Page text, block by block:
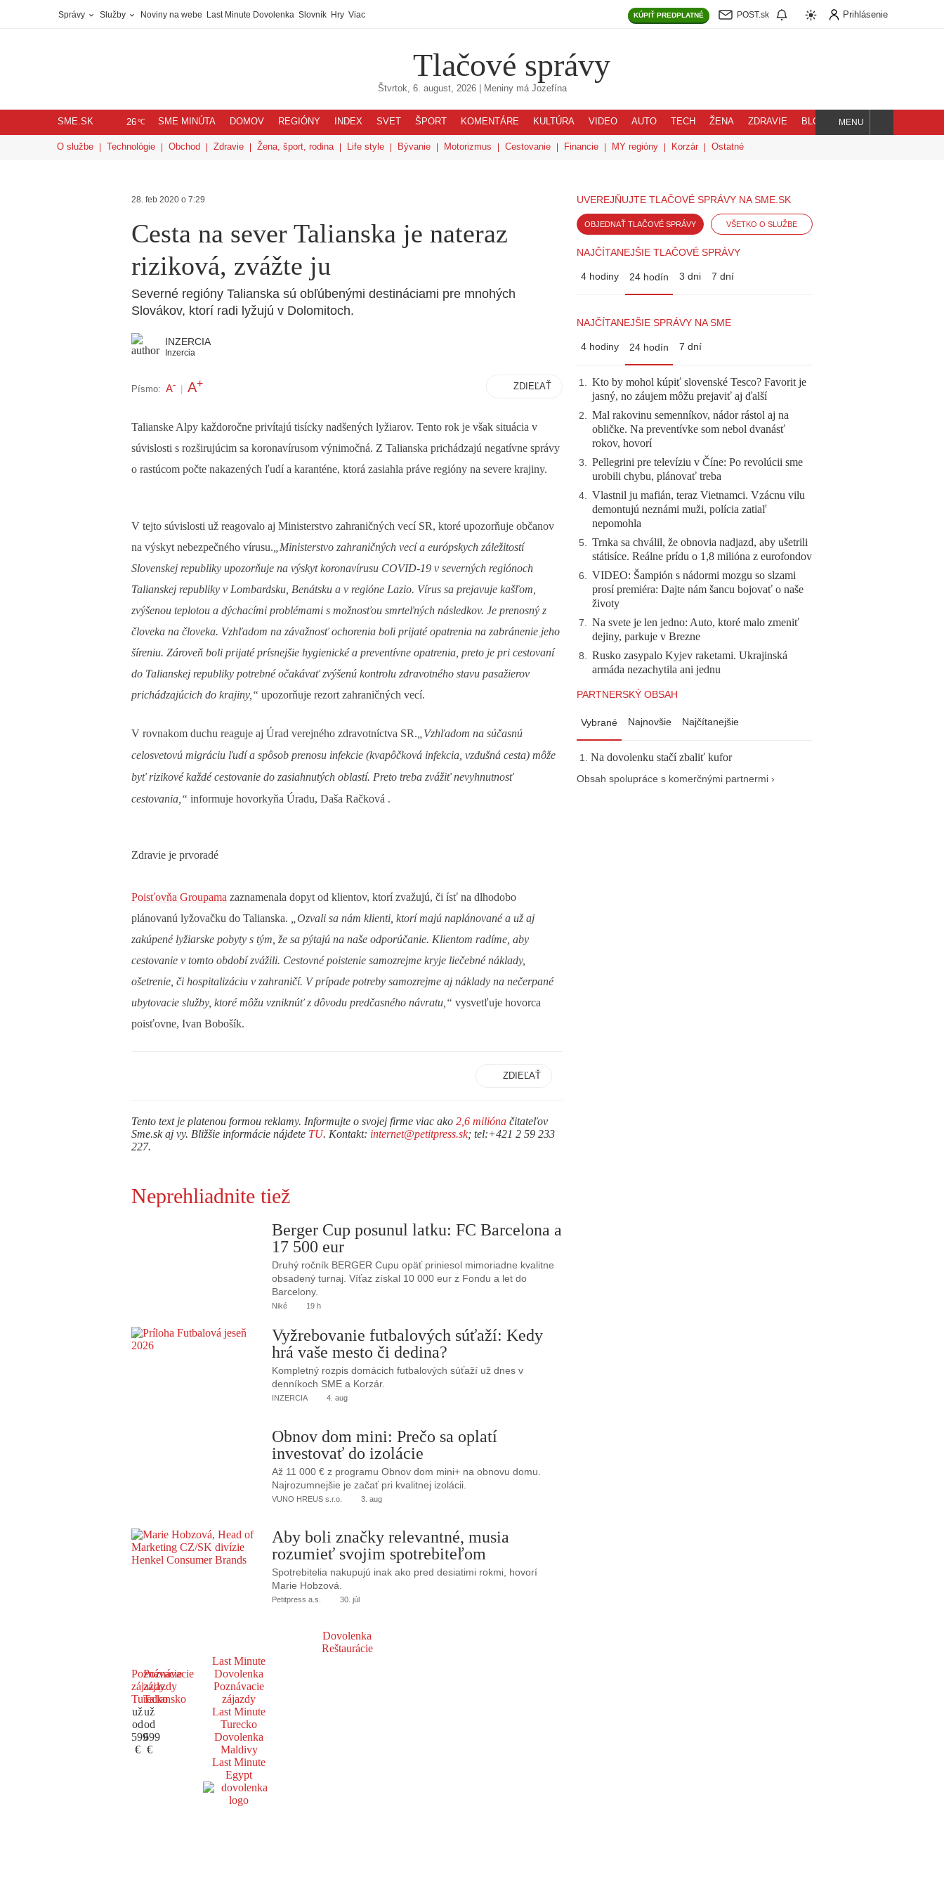
Správy Služby Noviny na webe Last Minute Dovolenka Slovník Hry Viac KÚPIŤ PREDPLATNÉ POST.sk Prihlásenie
Tlačové správy
Štvrtok, 6. august, 2026| Meniny má Jozefína
SME.SK 26℃ SME MINÚTA DOMOV REGIÓNY INDEX SVET ŠPORT KOMENTÁRE KULTÚRA VIDEO AUTO TECH ŽENA ZDRAVIE BLOG
Hľadaj
MENU
O službe Technológie Obchod Zdravie Žena, šport, rodina Life style Bývanie Motorizmus Cestovanie Financie MY regióny Korzár Ostatné
28. feb 2020 o 7:29
Cesta na sever Talianska je nateraz
riziková, zvážte ju
Severné regióny Talianska sú obľúbenými destináciami pre mnohých
Slovákov, ktorí radi lyžujú v Dolomitoch.
INZERCIA
Inzercia
Písmo: A- A+ ZDIEĽAŤ
Talianske Alpy každoročne privítajú tisícky nadšených lyžiarov. Tento rok je však situácia v
súvislosti s rozširujúcim sa koronavírusom výnimočná. Z Talianska prichádzajú negatívne správy
o rastúcom počte nakazených ľudí a karanténe, ktorá zasiahla práve regióny na severe krajiny.
V tejto súvislosti už reagovalo aj Ministerstvo zahraničných vecí SR, ktoré upozorňuje občanov
na výskyt nebezpečného vírusu. „Ministerstvo zahraničných vecí a európskych záležitostí
Slovenskej republiky upozorňuje na výskyt koronavírusu COVID-19 v severných regiónoch
Talianskej republiky v Lombardsku, Benátsku a v regióne Lazio. Vírus sa prejavuje kašľom,
zvýšenou teplotou a dýchacími problémami s možnosťou smrteľných následkov. Je prenosný z
človeka na človeka. Vzhľadom na závažnosť ochorenia boli prijaté opatrenia na zabránenie jeho
šíreniu. Zároveň boli prijaté prísnejšie hygienické a preventívne opatrenia, preto je pri cestovaní
do Talianskej republiky potrebné očakávať zvýšenú kontrolu zdravotného stavu pasažierov
prichádzajúcich do krajiny,“ upozorňuje rezort zahraničných vecí.
V rovnakom duchu reaguje aj Úrad verejného zdravotníctva SR. „Vzhľadom na súčasnú
celosvetovú migráciu ľudí a spôsob prenosu infekcie (kvapôčková infekcia, vzdušná cesta) môže
byť rizikové každé cestovanie do zasiahnutých oblastí. Preto treba zvážiť nevyhnutnosť
cestovania,“ informuje hovorkyňa Úradu, Daša Račková .
Zdravie je prvoradé
Poisťovňa Groupama zaznamenala dopyt od klientov, ktorí zvažujú, či ísť na dlhodobo
plánovanú lyžovačku do Talianska.
„Ozvali sa nám klienti, ktorí majú naplánované a už aj
zakúpené lyžiarske pobyty s tým, že sa pýtajú na naše odporúčanie. Klientom radíme, aby
cestovanie v tomto období zvážili. Cestovné poistenie samozrejme kryje liečebné náklady,
ošetrenie, či hospitalizáciu v zahraničí. V prípade potreby samozrejme aj náklady na nečerpané
ubytovacie služby, ktoré môžu vzniknúť z dôvodu predčasného návratu,“ vysvetľuje hovorca
poisťovne, Ivan Bobošík.
ZDIEĽAŤ
Tento text je platenou formou reklamy. Informujte o svojej firme viac ako 2,6 milióna čitateľov
Sme.sk aj vy. Bližšie informácie nájdete TU. Kontakt: internet@petitpress.sk; tel:+421 2 59 233
227.
UVEREJŇUJTE TLAČOVÉ SPRÁVY NA SME.SK
OBJEDNAŤ TLAČOVÉ SPRÁVY VŠETKO O SLUŽBE
NAJČÍTANEJŠIE TLAČOVÉ SPRÁVY
4 hodiny 24 hodín 3 dni 7 dní
NAJČÍTANEJŠIE SPRÁVY NA SME
4 hodiny 24 hodín 7 dní
1. Kto by mohol kúpiť slovenské Tesco? Favorit je
jasný, no záujem môžu prejaviť aj ďalší
2. Mal rakovinu semenníkov, nádor rástol aj na
obličke. Na preventívke som nebol dvanásť
rokov, hovorí
3. Pellegrini pre televíziu v Číne: Po revolúcii sme
urobili chybu, plánovať treba
4. Vlastnil ju mafián, teraz Vietnamci. Vzácnu vilu
demontujú neznámi muži, polícia zatiaľ
nepomohla
5. Trnka sa chválil, že obnovia nadjazd, aby ušetrili
státisíce. Reálne prídu o 1,8 milióna z eurofondov
6. VIDEO: Šampión s nádormi mozgu so slzami
prosí premiéra: Dajte nám šancu bojovať o naše
životy
7. Na svete je len jedno: Auto, ktoré malo zmeniť
dejiny, parkuje v Brezne
8. Rusko zasypalo Kyjev raketami. Ukrajinská
armáda nezachytila ani jednu
PARTNERSKÝ OBSAH
Vybrané Najnovšie Najčítanejšie
Na dovolenku stačí zbaliť kufor
Obsah spolupráce s komerčnými partnermi ›
Neprehliadnite tiež
Berger Cup posunul latku: FC Barcelona a
17 500 eur
Druhý ročník BERGER Cupu opäť priniesol mimoriadne kvalitne
obsadený turnaj. Víťaz získal 10 000 eur z Fondu a let do
Barcelony.
Niké 19 h
Vyžrebovanie futbalových súťaží: Kedy
hrá vaše mesto či dedina?
Kompletný rozpis domácich futbalových súťaží už dnes v
denníkoch SME a Korzár.
INZERCIA 4. aug
Obnov dom mini: Prečo sa oplatí
investovať do izolácie
Až 11 000 € z programu Obnov dom mini+ na obnovu domu.
Najrozumnejšie je začať pri kvalitnej izolácii.
VUNO HREUS s.r.o. 3. aug
Aby boli značky relevantné, musia
rozumieť svojim spotrebiteľom
Spotrebitelia nakupujú inak ako pred desiatimi rokmi, hovorí
Marie Hobzová.
Petitpress a.s. 30. júl
Dovolenka
Reštaurácie
Poznávacie
zájazdy
Turecko
už
od
599
€
Poznávacie
zájazdy
Taliansko
už
od
699
€
Last Minute
Dovolenka
Poznávacie
zájazdy
Last Minute
Turecko
Dovolenka
Maldivy
Last Minute
Egypt